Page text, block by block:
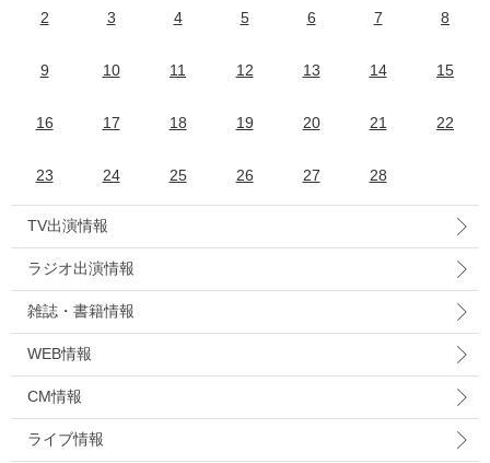
2 3 4 5 6 7 8
9 10 11 12 13 14 15
16 17 18 19 20 21 22
23 24 25 26 27 28
TV出演情報
ラジオ出演情報
雑誌・書籍情報
WEB情報
CM情報
ライブ情報